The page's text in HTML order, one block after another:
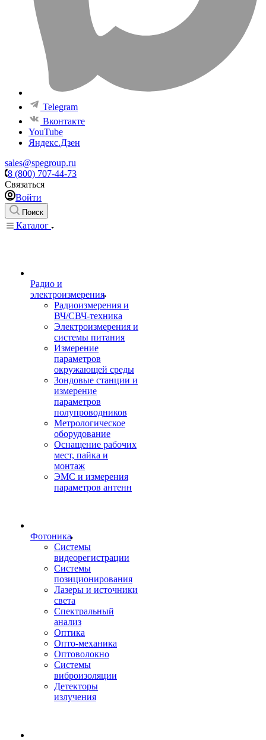
Telegram
Вконтакте
YouTube
Яндекс.Дзен
sales@spegroup.ru
8 (800) 707-44-73
Связаться
Войти
Поиск
Каталог
Радио и
электроизмерения
Радиоизмерения и
ВЧ/СВЧ-техника
Электроизмерения и
системы питания
Измерение
параметров
окружающей среды
Зондовые станции и
измерение
параметров
полупроводников
Метрологическое
оборудование
Оснащение рабочих
мест, пайка и
монтаж
ЭМС и измерения
параметров антенн
Фотоника
Cистемы
видеорегистрации
Системы
позиционирования
Лазеры и источники
света
Спектральный
анализ
Оптика
Опто-механика
Оптоволокно
Системы
виброизоляции
Детекторы
излучения